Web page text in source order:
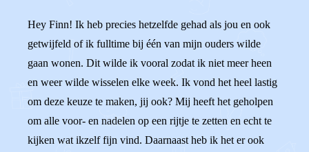
Hey Finn! Ik heb precies hetzelfde gehad als jou en ook
getwijfeld of ik fulltime bij één van mijn ouders wilde
gaan wonen. Dit wilde ik vooral zodat ik niet meer heen
en weer wilde wisselen elke week. Ik vond het heel lastig
om deze keuze te maken, jij ook? Mij heeft het geholpen
om alle voor- en nadelen op een rijtje te zetten en echt te
kijken wat ikzelf fijn vind. Daarnaast heb ik het er ook